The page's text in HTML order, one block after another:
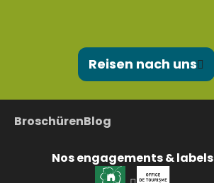
Reisen nach uns
BroschürenBlog
Nos engagements & labels